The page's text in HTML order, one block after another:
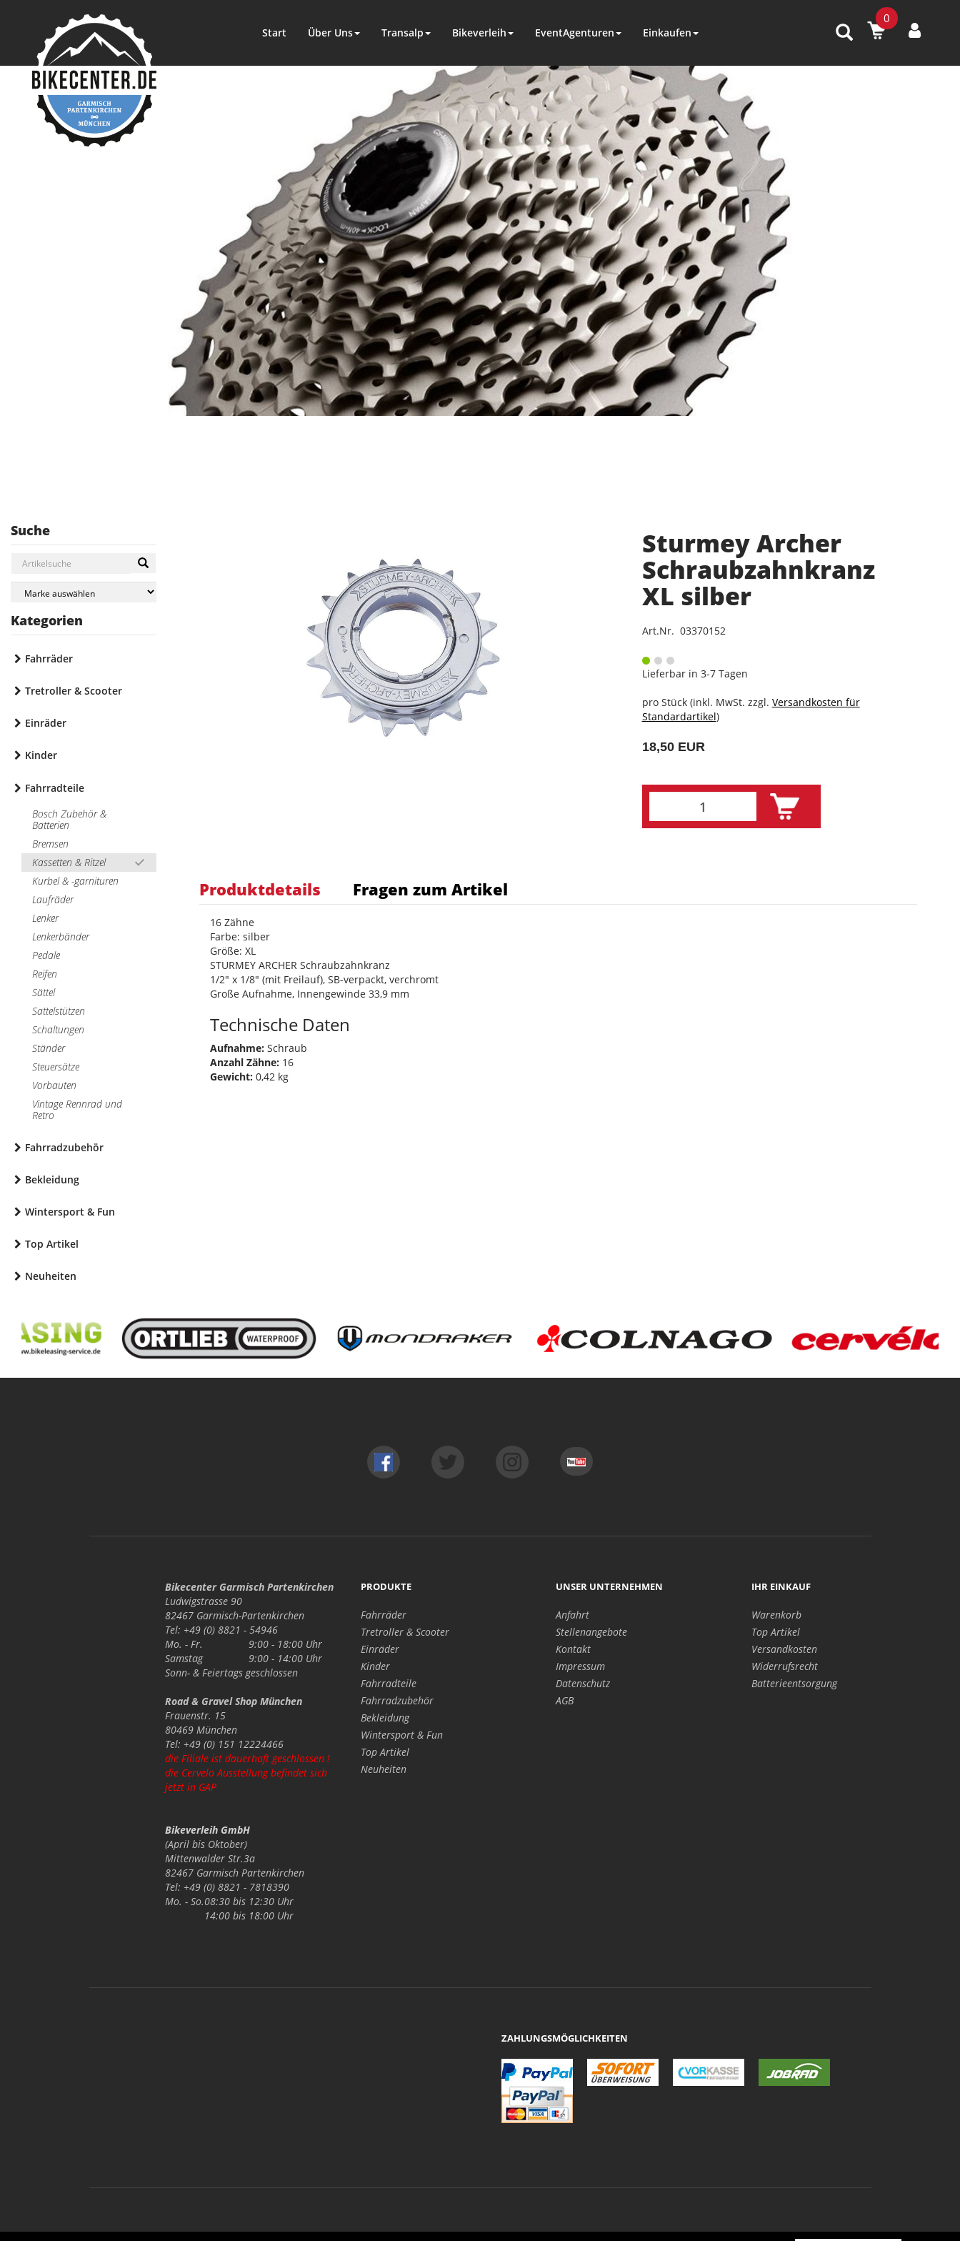
0
Start Über Uns Transalp Bikeverleih EventAgenturen Einkaufen
Suche
Kategorien
Fahrräder
Tretroller & Scooter
Einräder
Kinder
Fahrradteile
Bosch Zubehör &
Batterien
Bremsen
Kassetten & Ritzel
Kurbel & -garnituren
Laufräder
Lenker
Lenkerbänder
Pedale
Reifen
Sättel
Sattelstützen
Schaltungen
Ständer
Steuersätze
Vorbauten
Vintage Rennrad und
Retro
Fahrradzubehör
Bekleidung
Wintersport & Fun
Top Artikel
Neuheiten
Sturmey Archer
Schraubzahnkranz
XL silber
Art.Nr. 03370152
Lieferbar in 3-7 Tagen
pro Stück (inkl. MwSt. zzgl. Versandkosten für
Standardartikel)
18,50 EUR
Produktdetails Fragen zum Artikel
16 Zähne
Farbe: silber
Größe: XL
STURMEY ARCHER Schraubzahnkranz
1/2" x 1/8" (mit Freilauf), SB-verpackt, verchromt
Große Aufnahme, Innengewinde 33,9 mm
Technische Daten
Aufnahme: Schraub
Anzahl Zähne: 16
Gewicht: 0,42 kg
Bikecenter Garmisch Partenkirchen
Ludwigstrasse 90
82467 Garmisch-Partenkirchen
Tel: +49 (0) 8821 - 54946
Mo. - Fr.
9:00 - 18:00 Uhr
Samstag
9:00 - 14:00 Uhr
Sonn- & Feiertagsgeschlossen
Road & Gravel Shop München
Frauenstr. 15
80469 München
Tel: +49 (0) 151 12224466
die Filiale ist dauerhaft geschlossen !
die Cervelo Ausstellung befindet sich
jetzt in GAP
Bikeverleih GmbH
(April bis Oktober)
Mittenwalder Str.3a
82467 Garmisch Partenkirchen
Tel: +49 (0) 8821 - 7818390
Mo. - So.08:30 bis 12:30 Uhr
14:00 bis 18:00 Uhr
PRODUKTE
Fahrräder
Tretroller & Scooter
Einräder
Kinder
Fahrradteile
Fahrradzubehör
Bekleidung
Wintersport & Fun
Top Artikel
Neuheiten
UNSER UNTERNEHMEN
Anfahrt
Stellenangebote
Kontakt
Impressum
Datenschutz
AGB
IHR EINKAUF
Warenkorb
Top Artikel
Versandkosten
Widerrufsrecht
Batterieentsorgung
ZAHLUNGSMÖGLICHKEITEN